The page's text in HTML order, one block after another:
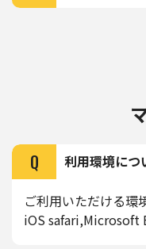
Q 利用環境につ
ご利⽤いただける
iOS safari,Microsoft